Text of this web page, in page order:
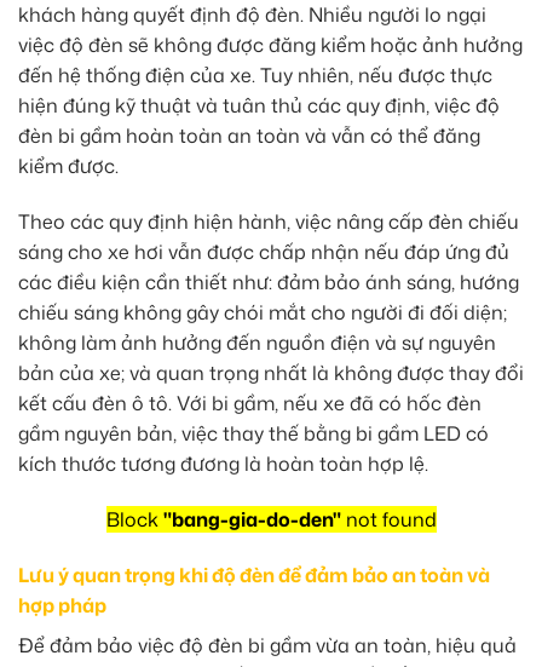
khách hàng quyết định độ đèn. Nhiều người lo ngại
việc độ đèn sẽ không được đăng kiểm hoặc ảnh hưởng
đến hệ thống điện của xe. Tuy nhiên, nếu được thực
hiện đúng kỹ thuật và tuân thủ các quy định, việc độ
đèn bi gầm hoàn toàn an toàn và vẫn có thể đăng
kiểm được.
Theo các quy định hiện hành, việc nâng cấp đèn chiếu
sáng cho xe hơi vẫn được chấp nhận nếu đáp ứng đủ
các điều kiện cần thiết như: đảm bảo ánh sáng, hướng
chiếu sáng không gây chói mắt cho người đi đối diện;
không làm ảnh hưởng đến nguồn điện và sự nguyên
bản của xe; và quan trọng nhất là không được thay đổi
kết cấu đèn ô tô. Với bi gầm, nếu xe đã có hốc đèn
gầm nguyên bản, việc thay thế bằng bi gầm LED có
kích thước tương đương là hoàn toàn hợp lệ.
Block"bang-gia-do-den"not found
Lưu ý quan trọng khi độ đèn để đảm bảo an toàn và
hợp pháp
Để đảm bảo việc độ đèn bi gầm vừa an toàn, hiệu quả